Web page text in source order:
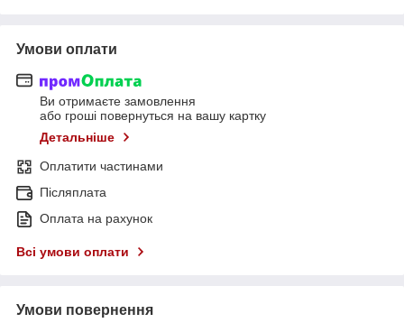
Умови оплати
Ви отримаєте замовлення
або гроші повернуться на вашу картку
Детальніше
Оплатити частинами
Післяплата
Оплата на рахунок
Всі умови оплати
Умови повернення